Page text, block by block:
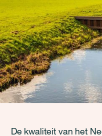
De kwaliteit van het